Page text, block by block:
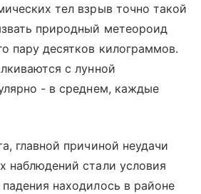
тел взрыв точно такой
природный метеороид
пару десятков килограммов.
с лунной
- в среднем, каждые
главной причиной неудачи
наблюдений стали условия
находилось в районе